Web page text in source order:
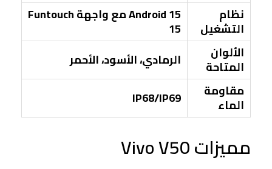
نظام
التشغيل
Android 15 مع واجهة Funtouch
15
الألوان
المتاحة
الرمادي، الأسود، الأحمر
مقاومة
الماء IP68/IP69
مميزات Vivo V50